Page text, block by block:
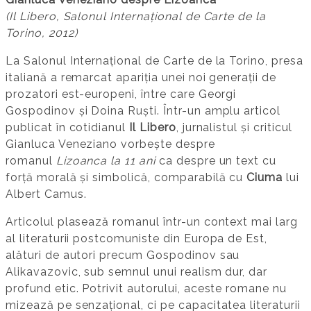
(Il Libero, Salonul Internațional de Carte de la
Torino, 2012)
La Salonul Internațional de Carte de la Torino, presa
italiană a remarcat apariția unei noi generații de
prozatori est-europeni, între care Georgi
Gospodinov și Doina Ruști. Într-un amplu articol
publicat în cotidianul Il Libero , jurnalistul și criticul
Gianluca Veneziano vorbește despre
romanul Lizoanca la 11 anica despre un text cu
forță morală și simbolică, comparabilă cu Ciuma lui
Albert Camus.
Articolul plasează romanul într-un context mai larg
al literaturii postcomuniste din Europa de Est,
alături de autori precum Gospodinov sau
Alikavazovic, sub semnul unui realism dur, dar
profund etic. Potrivit autorului, aceste romane nu
mizează pe senzațional, ci pe capacitatea literaturii